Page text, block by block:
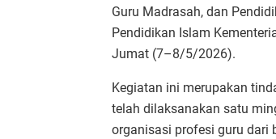
Guru Madrasah, dan
Pendidikan Islam
Jumat (7–8/5/2026).
Kegiatan ini merupakan
telah dilaksanakan satu
organisasi profesi guru dari